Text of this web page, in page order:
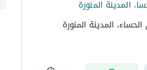
المدينة المنورة